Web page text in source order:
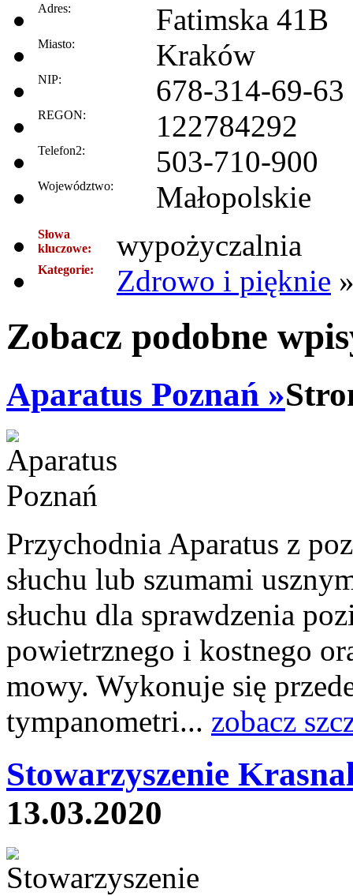
Adres: Fatimska 41B
Miasto: Kraków
NIP: 678-314-69-63
REGON: 122784292
Telefon2: 503-710-900
Województwo: Małopolskie
Słowa
kluczowe:
wypożyczalnia
Kategorie: Zdrowo i pięknie
Zobacz podobne
Aparatus Poznań »
Przychodnia Aparatus z
słuchu lub szumami
słuchu dla sprawdzenia
powietrznego i kostnego
mowy. Wykonuje się
tympanometri... zobacz
Stowarzyszenie
13.03.2020